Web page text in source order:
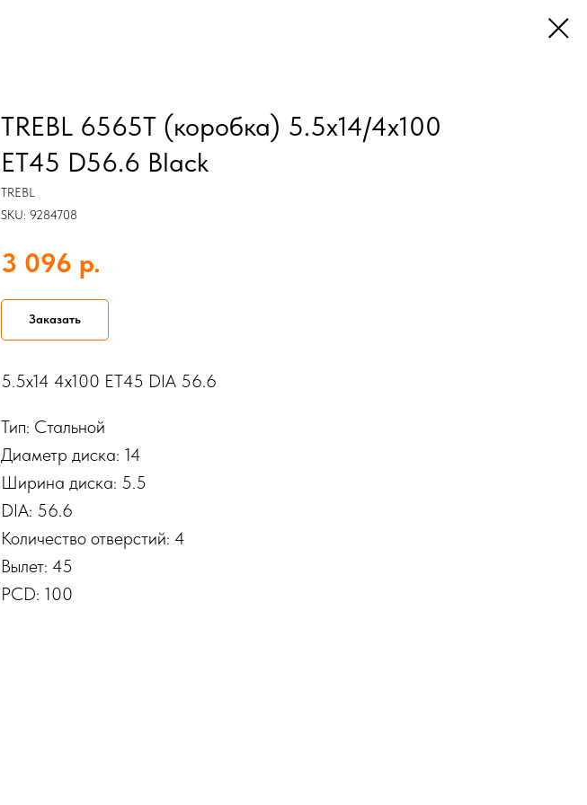
TREBL 6565T (коробка) 5.5x14/4x100
ET45 D56.6 Black
TREBL
SKU: 9284708
3 096 р.
Заказать
5.5x14 4x100 ET45 DIA 56.6
Тип: Стальной
Диаметр диска: 14
Ширина диска: 5.5
DIA: 56.6
Количество отверстий: 4
Вылет: 45
PCD: 100